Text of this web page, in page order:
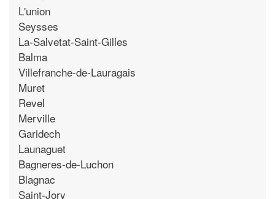
L'union
Seysses
La-Salvetat-Saint-Gilles
Balma
Villefranche-de-Lauragais
Muret
Revel
Merville
Garidech
Launaguet
Bagneres-de-Luchon
Blagnac
Saint-Jory